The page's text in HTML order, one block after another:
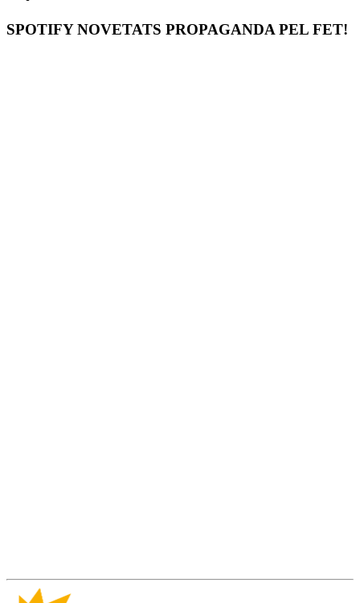
SPOTIFY NOVETATS PROPAGANDA PEL FET!